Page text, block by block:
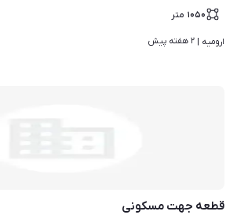
۱۰۵۰ متر
ارومیه | ۲ هفته پیش
قطعه جهت مسکونی